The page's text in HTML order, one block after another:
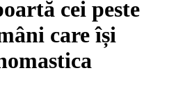
cei peste
care își